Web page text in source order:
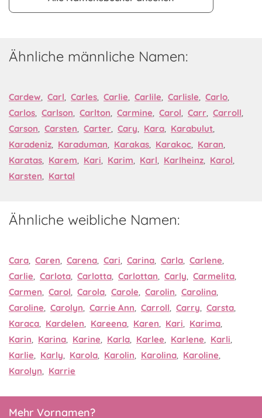
Ähnliche männliche Namen:
Cardew, Carl, Carles, Carlie, Carlile, Carlisle, Carlo,
Carlos, Carlson, Carlton, Carmine, Carol, Carr, Carroll,
Carson, Carsten, Carter, Cary, Kara, Karabulut,
Karadeniz, Karaduman, Karakas, Karakoc, Karan,
Karatas, Karem, Kari, Karim, Karl, Karlheinz, Karol,
Karsten, Kartal
Ähnliche weibliche Namen:
Cara, Caren, Carena, Cari, Carina, Carla, Carlene,
Carlie, Carlota, Carlotta, Carlottan, Carly, Carmelita,
Carmen, Carol, Carola, Carole, Carolin, Carolina,
Caroline, Carolyn, Carrie Ann, Carroll, Carry, Carsta,
Karaca, Kardelen, Kareena, Karen, Kari, Karima,
Karin, Karina, Karine, Karla, Karlee, Karlene, Karli,
Karlie, Karly, Karola, Karolin, Karolina, Karoline,
Karolyn, Karrie
Mehr Vornamen?